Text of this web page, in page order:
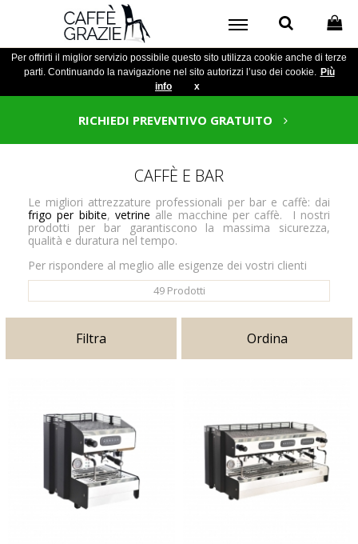
Per offrirti il miglior servizio possibile questo sito utilizza cookie anche di terze
parti. Continuando la navigazione nel sito autorizzi l’uso dei cookie. Più
info
x
RICHIEDI PREVENTIVO GRATUITO
CAFFÈ E BAR
Le migliori attrezzature professionali per bar e caffè: dai
frigo per bibite, vetrine alle macchine per caffè. I nostri
prodotti per bar garantiscono la massima sicurezza,
qualità e duratura nel tempo.
Per rispondere al meglio alle esigenze dei vostri clienti
49 Prodotti
Filtra Ordina